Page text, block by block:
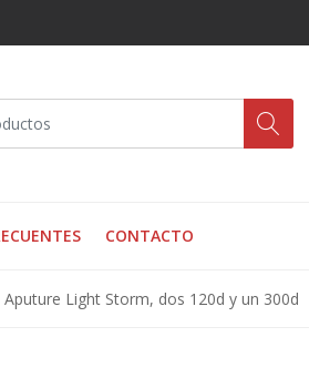
CONTACTO
Light Storm, dos 120d y un 300d